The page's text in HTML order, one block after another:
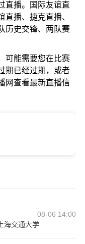
直播。国际友谊直
播、捷克直播、
历史交锋、两队赛
可能需要您在比赛
期已经过期，或者
网查看最新直播信
08-06 14:00
上海交通大学